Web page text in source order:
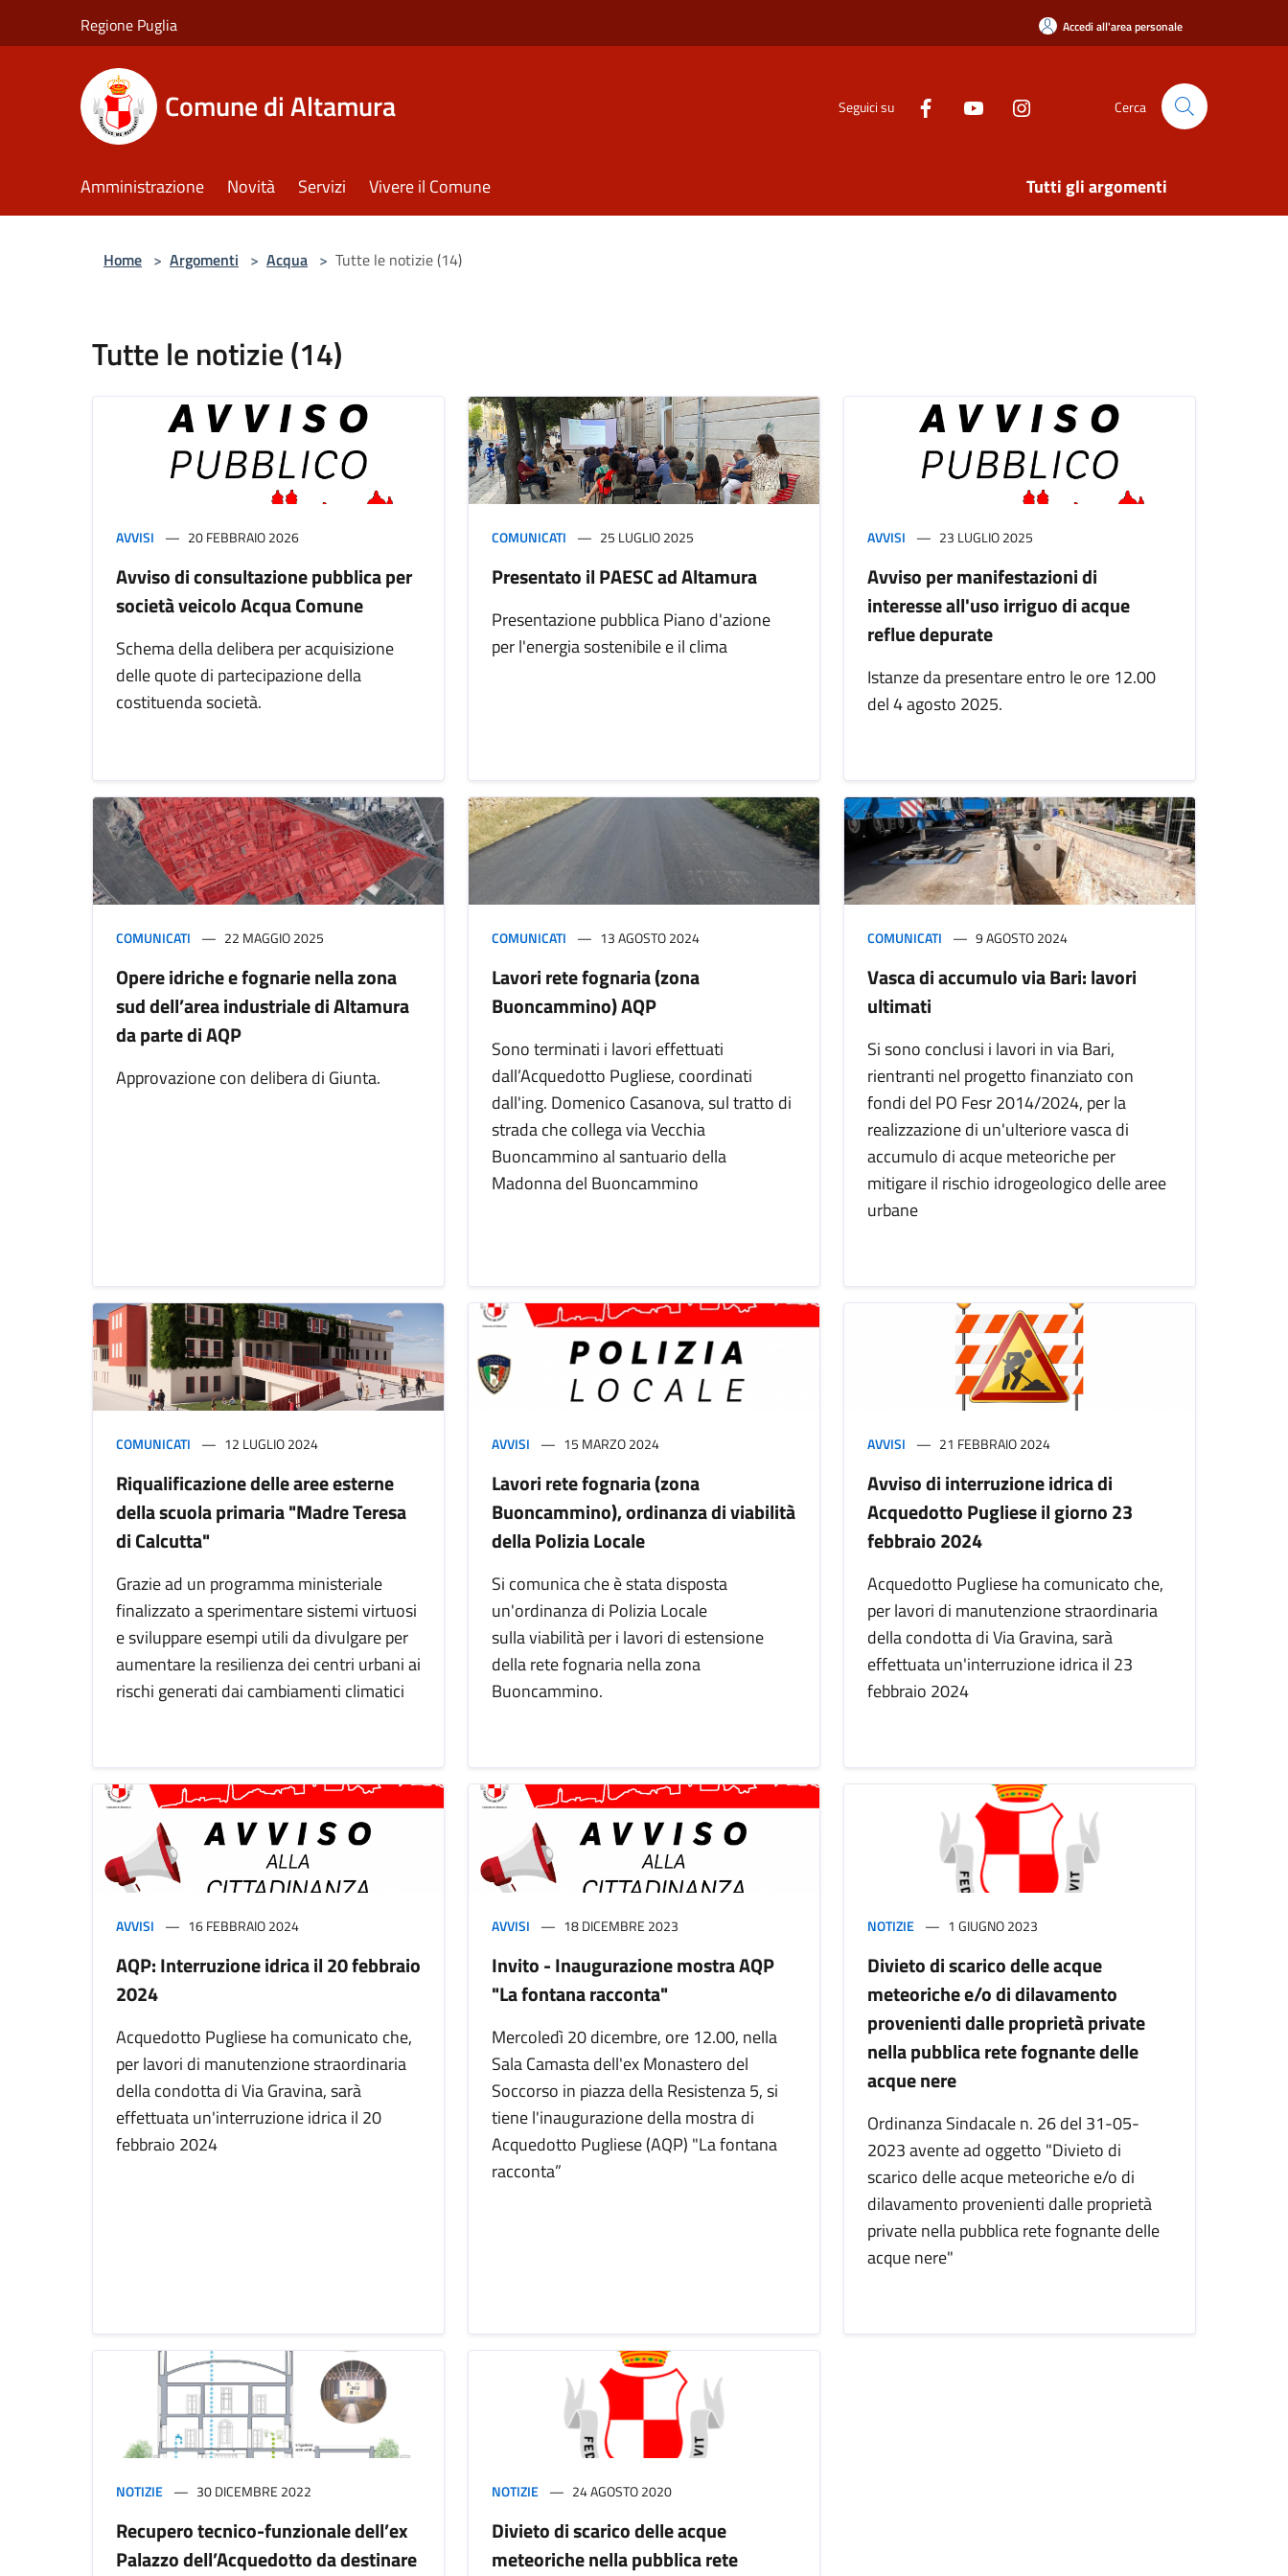
Regione Puglia Accedi all'area personale
Comune di Altamura Seguici su Cerca
Amministrazione Novità Servizi Vivere il Comune Tutti gli argomenti
Home > Argomenti > Acqua > Tutte le notizie (14)
Tutte le notizie (14)
AVVISI 20 FEBBRAIO 2026
Avviso di consultazione pubblica per
società veicolo Acqua Comune
Schema della delibera per acquisizione
delle quote di partecipazione della
costituenda società.
COMUNICATI 25 LUGLIO 2025
Presentato il PAESC ad Altamura
Presentazione pubblica Piano d'azione
per l'energia sostenibile e il clima
AVVISI 23 LUGLIO 2025
Avviso per manifestazioni di
interesse all'uso irriguo di acque
reflue depurate
Istanze da presentare entro le ore 12.00
del 4 agosto 2025.
COMUNICATI 22 MAGGIO 2025
Opere idriche e fognarie nella zona
sud dell’area industriale di Altamura
da parte di AQP
Approvazione con delibera di Giunta.
COMUNICATI 13 AGOSTO 2024
Lavori rete fognaria (zona
Buoncammino) AQP
Sono terminati i lavori effettuati
dall’Acquedotto Pugliese, coordinati
dall'ing. Domenico Casanova, sul tratto di
strada che collega via Vecchia
Buoncammino al santuario della
Madonna del Buoncammino
COMUNICATI 9 AGOSTO 2024
Vasca di accumulo via Bari: lavori
ultimati
Si sono conclusi i lavori in via Bari,
rientranti nel progetto finanziato con
fondi del PO Fesr 2014/2024, per la
realizzazione di un'ulteriore vasca di
accumulo di acque meteoriche per
mitigare il rischio idrogeologico delle aree
urbane
COMUNICATI 12 LUGLIO 2024
Riqualificazione delle aree esterne
della scuola primaria "Madre Teresa
di Calcutta"
Grazie ad un programma ministeriale
finalizzato a sperimentare sistemi virtuosi
e sviluppare esempi utili da divulgare per
aumentare la resilienza dei centri urbani ai
rischi generati dai cambiamenti climatici
AVVISI 15 MARZO 2024
Lavori rete fognaria (zona
Buoncammino), ordinanza di viabilità
della Polizia Locale
Si comunica che è stata disposta
un'ordinanza di Polizia Locale
sulla viabilità per i lavori di estensione
della rete fognaria nella zona
Buoncammino.
AVVISI 21 FEBBRAIO 2024
Avviso di interruzione idrica di
Acquedotto Pugliese il giorno 23
febbraio 2024
Acquedotto Pugliese ha comunicato che,
per lavori di manutenzione straordinaria
della condotta di Via Gravina, sarà
effettuata un'interruzione idrica il 23
febbraio 2024
AVVISI 16 FEBBRAIO 2024
AQP: Interruzione idrica il 20 febbraio
2024
Acquedotto Pugliese ha comunicato che,
per lavori di manutenzione straordinaria
della condotta di Via Gravina, sarà
effettuata un'interruzione idrica il 20
febbraio 2024
AVVISI 18 DICEMBRE 2023
Invito - Inaugurazione mostra AQP
"La fontana racconta"
Mercoledì 20 dicembre, ore 12.00, nella
Sala Camasta dell'ex Monastero del
Soccorso in piazza della Resistenza 5, si
tiene l'inaugurazione della mostra di
Acquedotto Pugliese (AQP) "La fontana
racconta”
NOTIZIE 1 GIUGNO 2023
Divieto di scarico delle acque
meteoriche e/o di dilavamento
provenienti dalle proprietà private
nella pubblica rete fognante delle
acque nere
Ordinanza Sindacale n. 26 del 31-05-
2023 avente ad oggetto "Divieto di
scarico delle acque meteoriche e/o di
dilavamento provenienti dalle proprietà
private nella pubblica rete fognante delle
acque nere"
NOTIZIE 30 DICEMBRE 2022
Recupero tecnico-funzionale dell’ex
Palazzo dell’Acquedotto da destinare
NOTIZIE 24 AGOSTO 2020
Divieto di scarico delle acque
meteoriche nella pubblica rete